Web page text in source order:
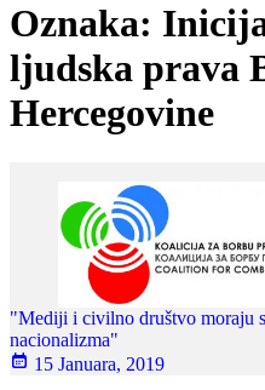
Oznaka:
ljudska prava
Hercegovine
"Mediji i civilno društvo moraju
nacionalizma"
15 Januara, 2019